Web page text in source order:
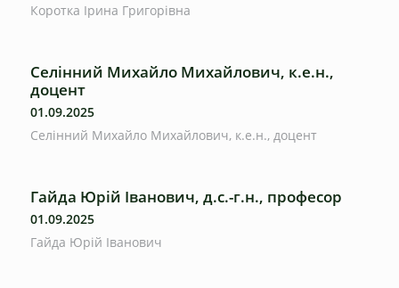
Коротка Ірина Григорівна
Селінний Михайло Михайлович, к.е.н.,
доцент
01.09.2025
Селінний Михайло Михайлович, к.е.н., доцент
Гайда Юрій Іванович, д.с.-г.н., професор
01.09.2025
Гайда Юрій Іванович